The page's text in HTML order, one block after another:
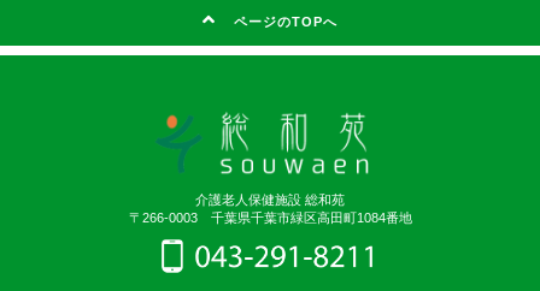
ページのTOPへ
介護老人保健施設 総和苑
〒266-0003 千葉県千葉市緑区高田町1084番地